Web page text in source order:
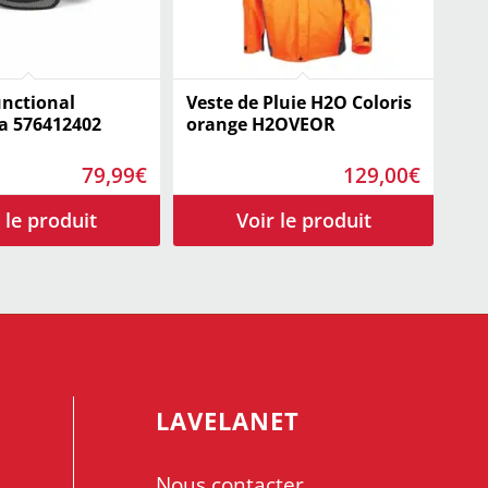
576412402
79,99€
Veste de Pluie H2O Coloris
orange H2OVEOR
129,00€
LAVELANET